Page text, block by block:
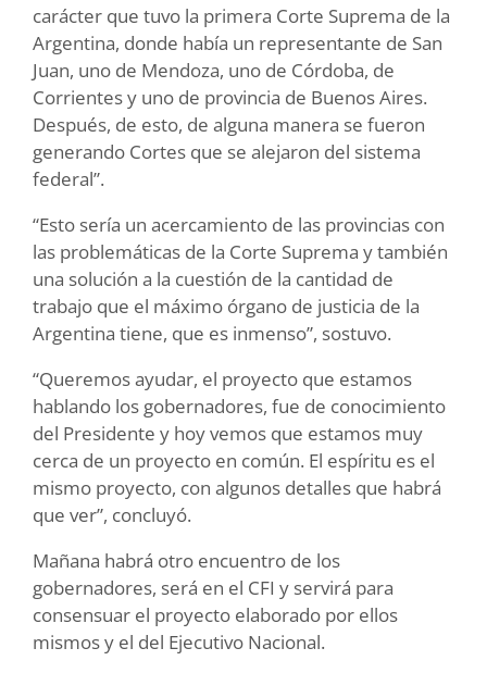
carácter que tuvo la primera Corte Suprema de la
Argentina, donde había un representante de San
Juan, uno de Mendoza, uno de Córdoba, de
Corrientes y uno de provincia de Buenos Aires.
Después, de esto, de alguna manera se fueron
generando Cortes que se alejaron del sistema
federal”.
“Esto sería un acercamiento de las provincias con
las problemáticas de la Corte Suprema y también
una solución a la cuestión de la cantidad de
trabajo que el máximo órgano de justicia de la
Argentina tiene, que es inmenso”, sostuvo.
“Queremos ayudar, el proyecto que estamos
hablando los gobernadores, fue de conocimiento
del Presidente y hoy vemos que estamos muy
cerca de un proyecto en común. El espíritu es el
mismo proyecto, con algunos detalles que habrá
que ver”, concluyó.
Mañana habrá otro encuentro de los
gobernadores, será en el CFI y servirá para
consensuar el proyecto elaborado por ellos
mismos y el del Ejecutivo Nacional.